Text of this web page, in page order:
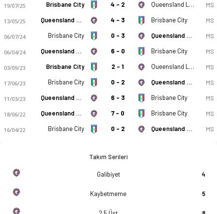
19/07/25 Brisbane City 4 - 2 Queensland Lions MS
13/05/25 Queensland Lions 4 - 3 Brisbane City MS
06/07/24 Brisbane City 0 - 3 Queensland Lions MS
06/04/24 Queensland Lions 6 - 0 Brisbane City MS
03/09/23 Brisbane City 2 - 1 Queensland Lions MS
17/06/23 Brisbane City 0 - 2 Queensland Lions MS
11/03/23 Queensland Lions 6 - 3 Brisbane City MS
18/06/22 Queensland Lions 7 - 0 Brisbane City MS
16/04/22 Brisbane City 0 - 2 Queensland Lions MS
Takım Serileri
Galibiyet 4
Kaybetmeme 5